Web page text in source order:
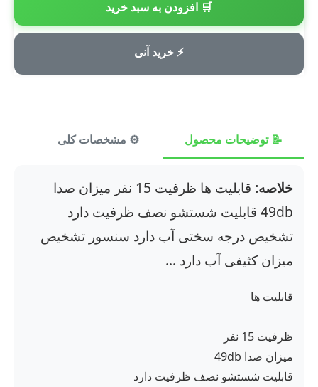
🛒 افزودن به سبد خرید
⚡ خرید آنی
💳 پرداخت امن
📝 توضیحات محصول ⚙️ مشخصات کلی
خلاصه:
قابلیت ها ظرفیت 15 نفر میزان صدا
49db قابلیت شستشو نصف ظرفیت دارد
تشخیص درجه سختی آب دارد سنسور تشخیص
میزان کثیفی آب دارد ...
قابلیت ها
ظرفیت 15 نفر
میزان صدا 49db
قابلیت شستشو نصف ظرفیت دارد